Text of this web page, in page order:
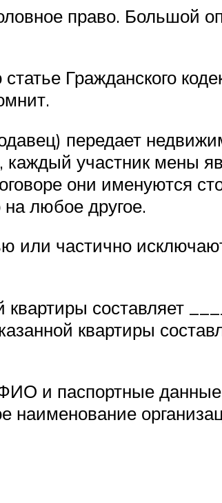
право. Большой
Гражданского
передает
участник мены
они именуются
любое другое.
или частично
составляет
квартиры
и паспортные
наименование